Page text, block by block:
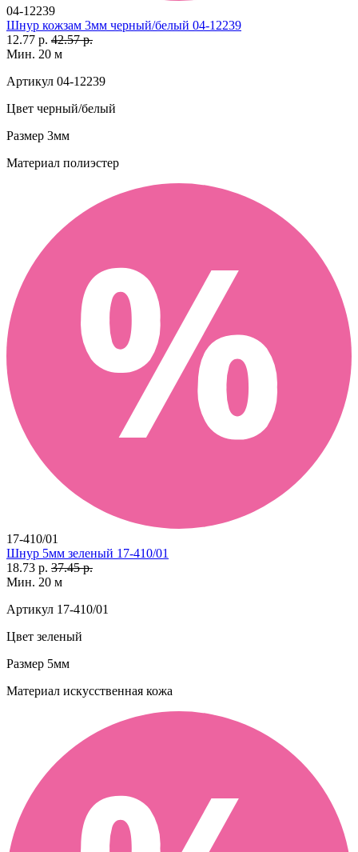
04-12239
Шнур кожзам 3мм черный/белый 04-12239
12.77 р. 42.57 р.
Мин. 20 м
Артикул 04-12239
Цвет черный/белый
Размер 3мм
Материал полиэстер
17-410/01
Шнур 5мм зеленый 17-410/01
18.73 р. 37.45 р.
Мин. 20 м
Артикул 17-410/01
Цвет зеленый
Размер 5мм
Материал искусственная кожа